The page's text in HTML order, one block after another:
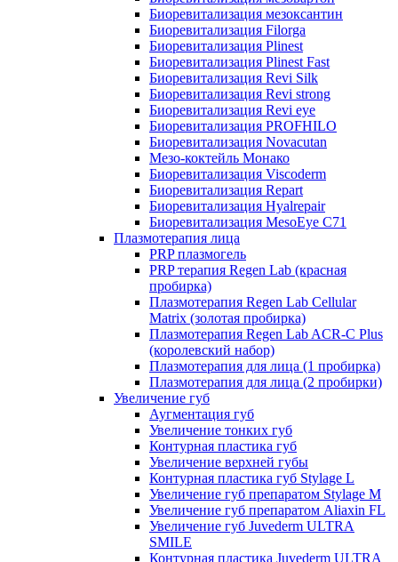
Биоревитализация мезоксантин
Биоревитализация Filorga
Биоревитализация Plinest
Биоревитализация Plinest Fast
Биоревитализация Revi Silk
Биоревитализация Revi strong
Биоревитализация Revi eye
Биоревитализация PROFHILO
Биоревитализация Novacutan
Мезо-коктейль Монако
Биоревитализация Viscoderm
Биоревитализация Repart
Биоревитализация Hyalrepair
Биоревитализация MesoEye C71
Плазмотерапия лица
PRP плазмогель
PRP терапия Regen Lab (красная
пробирка)
Плазмотерапия Regen Lab Cellular
Matrix (золотая пробирка)
Плазмотерапия Regen Lab ACR-C Plus
(королевский набор)
Плазмотерапия для лица (1 пробирка)
Плазмотерапия для лица (2 пробирки)
Увеличение губ
Аугментация губ
Увеличение тонких губ
Контурная пластика губ
Увеличение верхней губы
Контурная пластика губ Stylage L
Увеличение губ препаратом Stylage M
Увеличение губ препаратом Aliaxin FL
Увеличение губ Juvederm ULTRA
SMILE
Контурная пластика Juvederm ULTRA